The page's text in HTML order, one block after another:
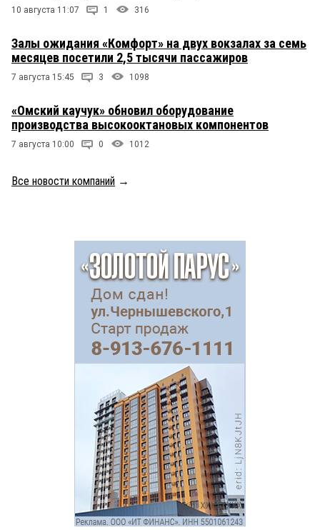
10 августа 11:07 1 316
Залы ожидания «Комфорт» на двух вокзалах за семь
месяцев посетили 2,5 тысячи пассажиров
7 августа 15:45 3 1098
«Омский каучук» обновил оборудование
производства высокооктановых компонентов
7 августа 10:00 0 1012
Все новости компаний →